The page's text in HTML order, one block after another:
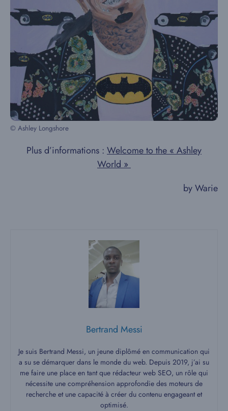
© Ashley Longshore
Plus d’informations : Welcome to the « Ashley
World »
by Warie
Bertrand Messi
Je suis Bertrand Messi, un jeune diplômé en communication qui
a su se démarquer dans le monde du web. Depuis 2019, j’ai su
me faire une place en tant que rédacteur web SEO, un rôle qui
nécessite une compréhension approfondie des moteurs de
recherche et une capacité à créer du contenu engageant et
optimisé.